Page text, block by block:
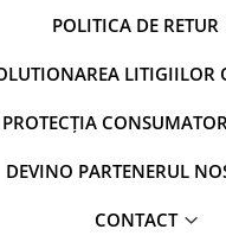
POLITICA DE RETUR
LITIGIILOR
PROTECȚIA
DEVINO PARTENERUL
CONTACT